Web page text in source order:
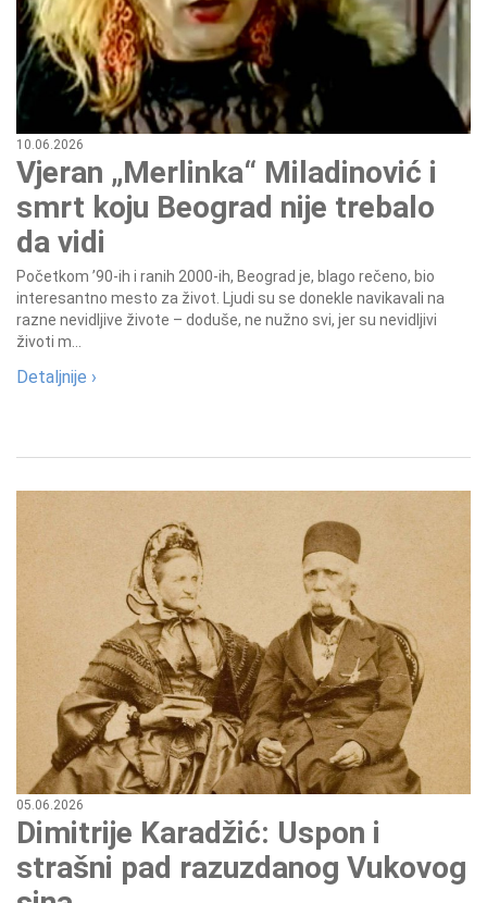
10.06.2026
Vjeran „Merlinka“ Miladinović i
smrt koju Beograd nije trebalo
da vidi
Početkom ’90-ih i ranih 2000-ih, Beograd je, blago rečeno, bio
interesantno mesto za život. Ljudi su se donekle navikavali na
razne nevidljive živote – doduše, ne nužno svi, jer su nevidljivi
životi m...
Detaljnije ›
05.06.2026
Dimitrije Karadžić: Uspon i
strašni pad razuzdanog Vukovog